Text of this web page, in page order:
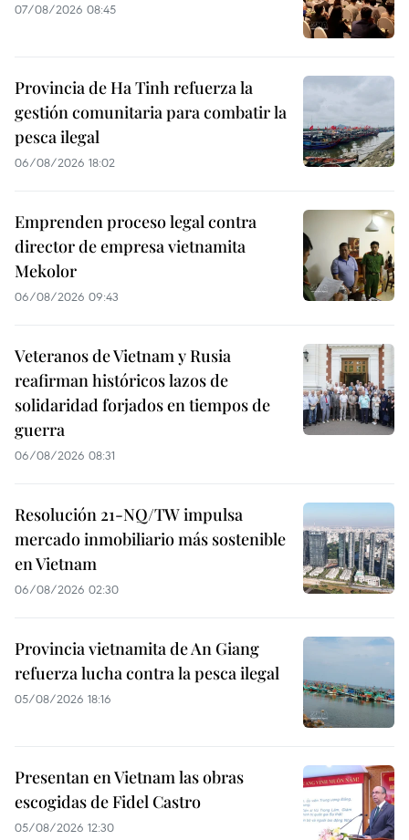
07/08/2026 08:45
Provincia de Ha Tinh refuerza la
gestión comunitaria para combatir la
pesca ilegal
06/08/2026 18:02
Emprenden proceso legal contra
director de empresa vietnamita
Mekolor
06/08/2026 09:43
Veteranos de Vietnam y Rusia
reafirman históricos lazos de
solidaridad forjados en tiempos de
guerra
06/08/2026 08:31
Resolución 21-NQ/TW impulsa
mercado inmobiliario más sostenible
en Vietnam
06/08/2026 02:30
Provincia vietnamita de An Giang
refuerza lucha contra la pesca ilegal
05/08/2026 18:16
Presentan en Vietnam las obras
escogidas de Fidel Castro
05/08/2026 12:30